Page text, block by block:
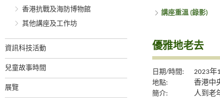
香港抗戰及海防博物館
其他講座及工作坊
資訊科技活動
兒童故事時間
展覽
講座重溫 (錄影)
優雅地老去
日期/時間:
2023年
地點:
香港中
簡介:
人到老